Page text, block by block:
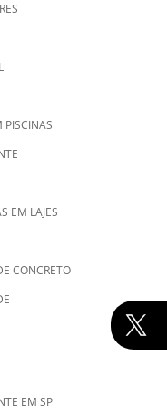
PISCINAS
EM LAJES
CONCRETO
EM SP